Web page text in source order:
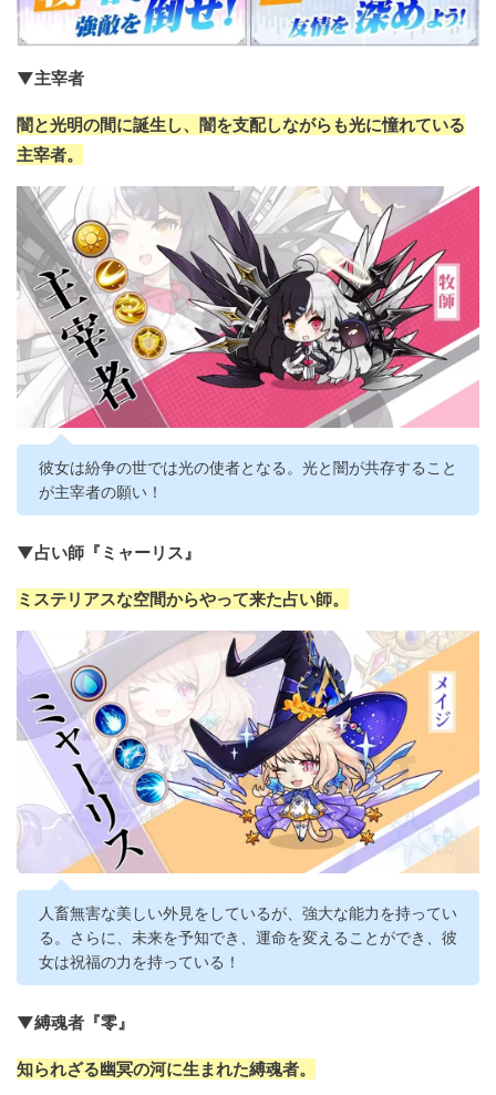
▼主宰者
闇と光明の間に誕生し、闇を支配しながらも光に憧れている
主宰者。
彼女は紛争の世では光の使者となる。光と闇が共存すること
が主宰者の願い！
▼占い師『ミャーリス』
ミステリアスな空間からやって来た占い師。
人畜無害な美しい外見をしているが、強大な能力を持ってい
る。さらに、未来を予知でき、運命を変えることができ、彼
女は祝福の力を持っている！
▼縛魂者『零』
知られざる幽冥の河に生まれた縛魂者。